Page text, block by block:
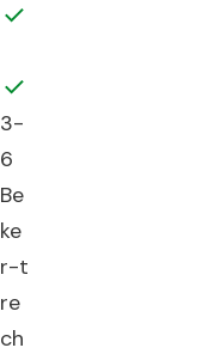
3-
6
Be
ke
r-t
re
ch